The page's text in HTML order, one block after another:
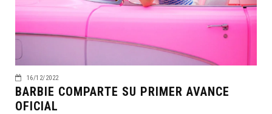
16/12/2022
BARBIE COMPARTE SU PRIMER AVANCE
OFICIAL